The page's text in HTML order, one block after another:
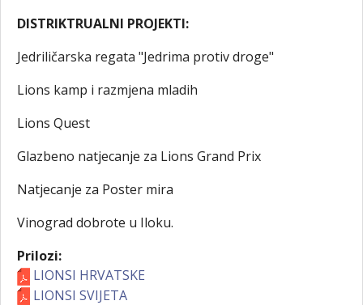
DISTRIKTRUALNI PROJEKTI:
Jedriličarska regata "Jedrima protiv droge"
Lions kamp i razmjena mladih
Lions Quest
Glazbeno natjecanje za Lions Grand Prix
Natjecanje za Poster mira
Vinograd dobrote u Iloku.
Prilozi:
LIONSI HRVATSKE
LIONSI SVIJETA